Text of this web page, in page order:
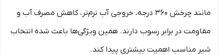
مانند چرخش 360 درجه، خروجی آب نرم‌تر، کاهش مصرف آب و
مقاومت در برابر رسوب دارند. همین ویژگی‌ها باعث شده انتخاب
شیر مناسب اهمیت بیشتری پیدا کند.